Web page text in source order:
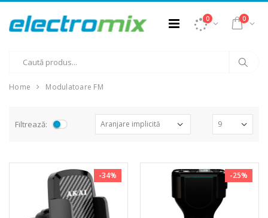
0 0
Home Modulatoare FM
Filtrează:
-34% -25%